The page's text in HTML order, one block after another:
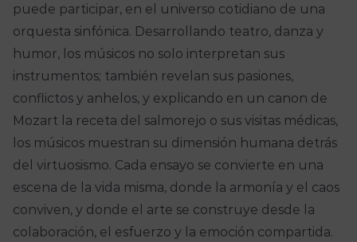
puede participar, en el universo cotidiano de una
orquesta sinfónica. Desarrollando teatro, danza y
humor, los músicos no solo interpretan sus
instrumentos; también revelan sus pasiones,
conflictos y anhelos, y explicando en un canon de
Mozart la receta del salmorejo o sus visitas médicas,
los músicos muestran su dimensión humana detrás
del virtuosismo. Cada ensayo se convierte en una
escena de la vida misma, donde la armonía y el caos
conviven, y donde el arte se construye desde la
colaboración, el esfuerzo y la emoción compartida.